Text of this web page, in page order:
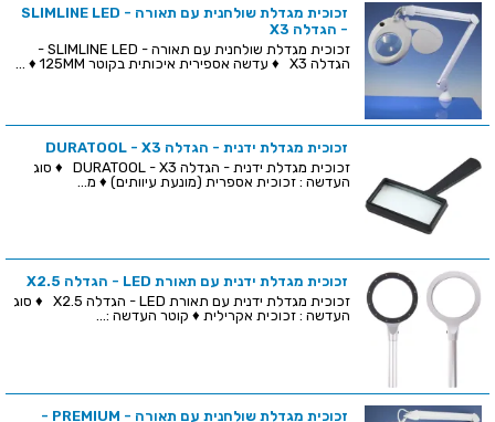
זכוכית מגדלת שולחנית עם תאורה - SLIMLINE LED
- הגדלה X3
זכוכית מגדלת שולחנית עם תאורה - SLIMLINE LED -
הגדלה X3 ♦ עדשה אספירית איכותית בקוטר 125MM ♦ ...
זכוכית מגדלת ידנית - הגדלה DURATOOL - X3
זכוכית מגדלת ידנית - הגדלה DURATOOL - X3 ♦ סוג
העדשה : זכוכית אספרית (מונעת עיוותים) ♦ מ...
זכוכית מגדלת ידנית עם תאורת LED - הגדלה X2.5
זכוכית מגדלת ידנית עם תאורת LED - הגדלה X2.5 ♦ סוג
העדשה : זכוכית אקרילית ♦ קוטר העדשה :...
זכוכית מגדלת שולחנית עם תאורה - PREMIUM -